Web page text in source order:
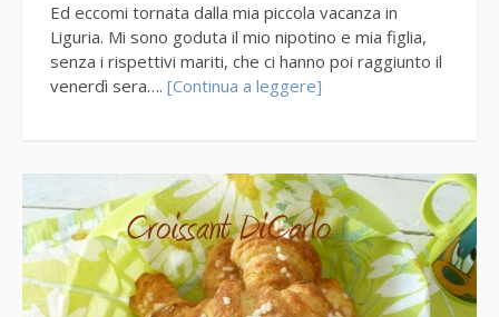
Ed eccomi tornata dalla mia piccola vacanza in
Liguria. Mi sono goduta il mio nipotino e mia figlia,
senza i rispettivi mariti, che ci hanno poi raggiunto il
venerdì sera…. [Continua a leggere]